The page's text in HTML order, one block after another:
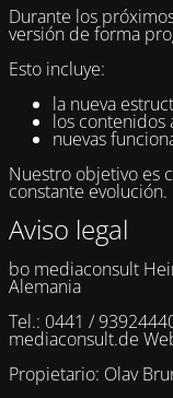
Durante los
versión de forma
Esto incluye:
la nueva
los contenidos
nuevas
Nuestro objetivo es
constante evolución.
Aviso legal
bo mediaconsult
Alemania
Tel.: 0441 /
mediaconsult.de
Propietario: Olav